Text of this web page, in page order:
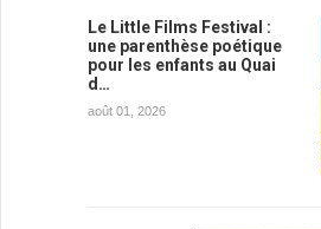
Le Little Films Festival :
une parenthèse poétique
pour les enfants au Quai
d…
août 01, 2026